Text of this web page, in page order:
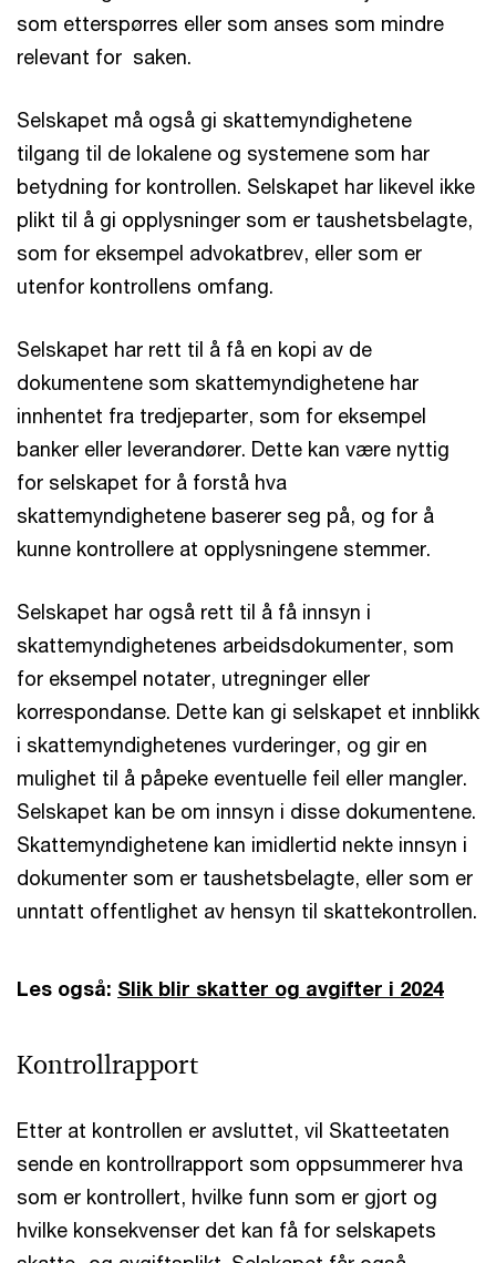
som etterspørres eller som anses som mindre
relevant for saken.
Selskapet må også gi skattemyndighetene
tilgang til de lokalene og systemene som har
betydning for kontrollen. Selskapet har likevel ikke
plikt til å gi opplysninger som er taushetsbelagte,
som for eksempel advokatbrev, eller som er
utenfor kontrollens omfang.
Selskapet har rett til å få en kopi av de
dokumentene som skattemyndighetene har
innhentet fra tredjeparter, som for eksempel
banker eller leverandører. Dette kan være nyttig
for selskapet for å forstå hva
skattemyndighetene baserer seg på, og for å
kunne kontrollere at opplysningene stemmer.
Selskapet har også rett til å få innsyn i
skattemyndighetenes arbeidsdokumenter, som
for eksempel notater, utregninger eller
korrespondanse. Dette kan gi selskapet et innblikk
i skattemyndighetenes vurderinger, og gir en
mulighet til å påpeke eventuelle feil eller mangler.
Selskapet kan be om innsyn i disse dokumentene.
Skattemyndighetene kan imidlertid nekte innsyn i
dokumenter som er taushetsbelagte, eller som er
unntatt offentlighet av hensyn til skattekontrollen.
Les også: Slik blir skatter og avgifter i 2024
Kontrollrapport
Etter at kontrollen er avsluttet, vil Skatteetaten
sende en kontrollrapport som oppsummerer hva
som er kontrollert, hvilke funn som er gjort og
hvilke konsekvenser det kan få for selskapets